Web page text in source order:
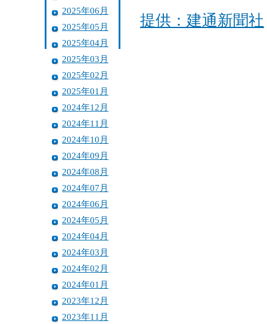
2025年06月
2025年05月
2025年04月
2025年03月
2025年02月
2025年01月
2024年12月
2024年11月
2024年10月
2024年09月
2024年08月
2024年07月
2024年06月
2024年05月
2024年04月
2024年03月
2024年02月
2024年01月
2023年12月
2023年11月
提供：建通新聞社